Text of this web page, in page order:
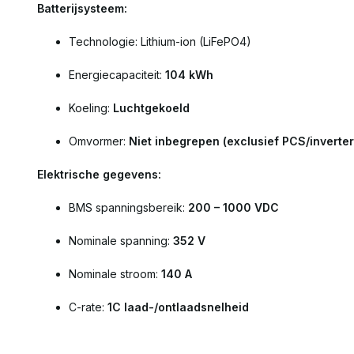
Batterijsysteem:
Technologie: Lithium-ion (LiFePO4)
Energiecapaciteit: 104 kWh
Koeling: Luchtgekoeld
Omvormer: Niet inbegrepen (exclusief PCS/
Elektrische gegevens:
BMS spanningsbereik: 200 – 1000 VDC
Nominale spanning: 352 V
Nominale stroom: 140 A
C-rate: 1C laad-/ontlaadsnelheid